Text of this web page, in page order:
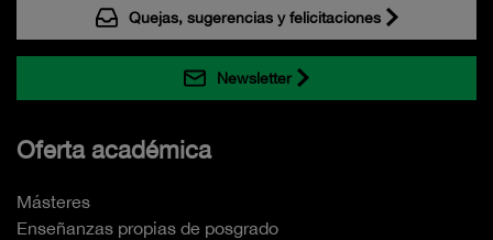
Quejas, sugerencias y felicitaciones
Newsletter
Oferta académica
Másteres
Enseñanzas propias de posgrado